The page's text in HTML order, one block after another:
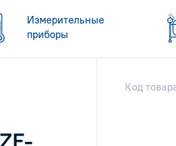
Измерительные
приборы
Код